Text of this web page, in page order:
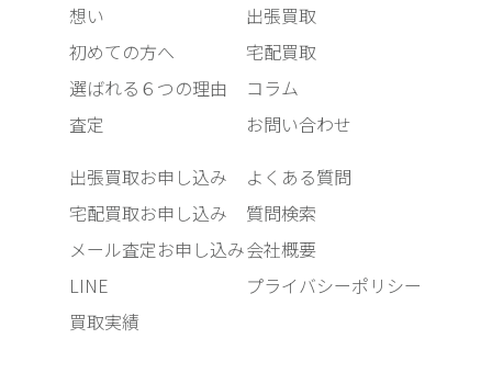
想い
初めての方へ
選ばれる６つの理由
査定
出張買取
宅配買取
コラム
お問い合わせ
出張買取お申し込み
宅配買取お申し込み
メール査定お申し込み
LINE
買取実績
よくある質問
質問検索
会社概要
プライバシーポリシー